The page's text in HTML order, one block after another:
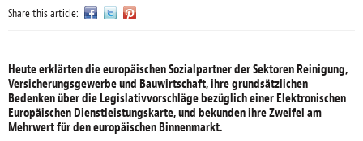
Share this article:
Heute erklärten die europäischen Sozialpartner der Sektoren Reinigung,
Versicherungsgewerbe und Bauwirtschaft, ihre grundsätzlichen
Bedenken über die Legislativvorschläge bezüglich einer Elektronischen
Europäischen Dienstleistungskarte, und bekunden ihre Zweifel am
Mehrwert für den europäischen Binnenmarkt.